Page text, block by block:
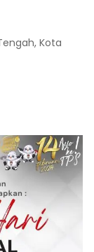
Kota